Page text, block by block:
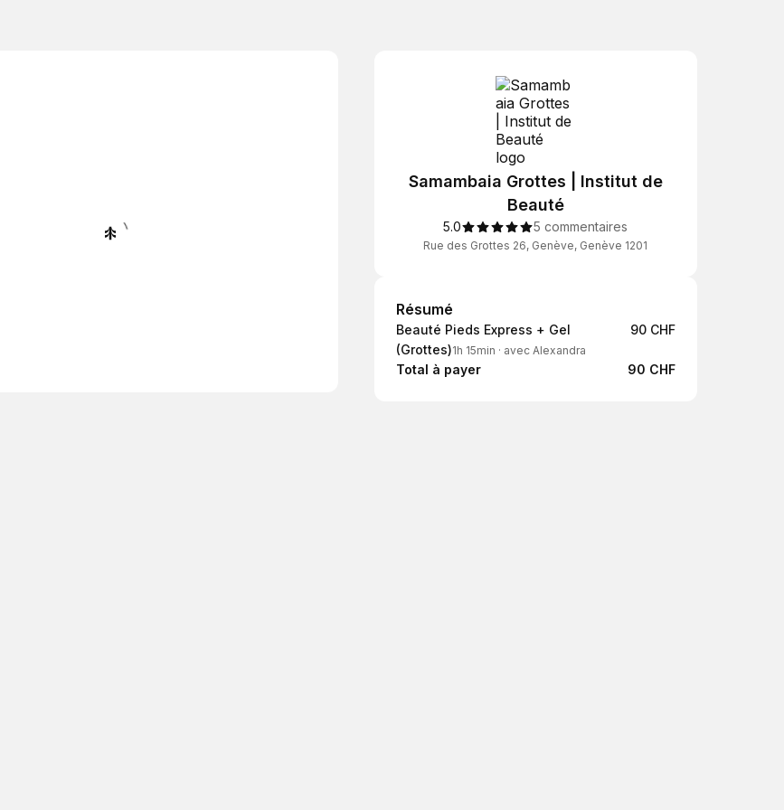
Samambaia Grottes | Institut de
Beauté
5.0 5 commentaires
Rue des Grottes 26, Genève, Genève 1201
Résumé
Résumé
Beauté Pieds Express + Gel
(Grottes)1h 15min · avec Alexandra
90 CHF
Total à payer 90 CHF